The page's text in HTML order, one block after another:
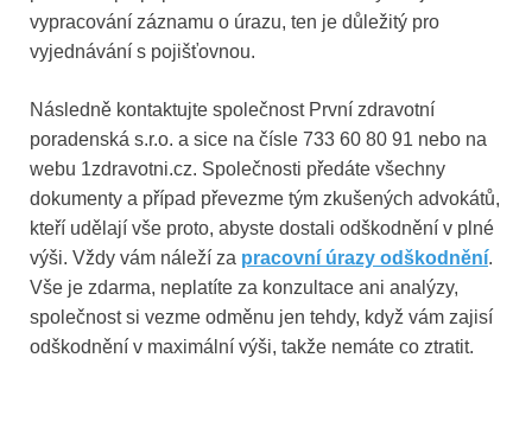
vypracování záznamu o úrazu, ten je důležitý pro
vyjednávání s pojišťovnou.
Následně kontaktujte společnost První zdravotní
poradenská s.r.o. a sice na čísle 733 60 80 91 nebo na
webu 1zdravotni.cz. Společnosti předáte všechny
dokumenty a případ převezme tým zkušených advokátů,
kteří udělají vše proto, abyste dostali odškodnění v plné
výši. Vždy vám náleží za pracovní úrazy odškodnění.
Vše je zdarma, neplatíte za konzultace ani analýzy,
společnost si vezme odměnu jen tehdy, když vám zajisí
odškodnění v maximální výši, takže nemáte co ztratit.